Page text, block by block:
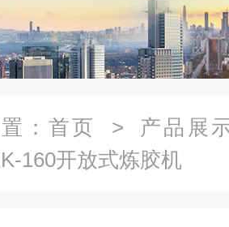
： 首页 > 产品展
160开放式炼胶机